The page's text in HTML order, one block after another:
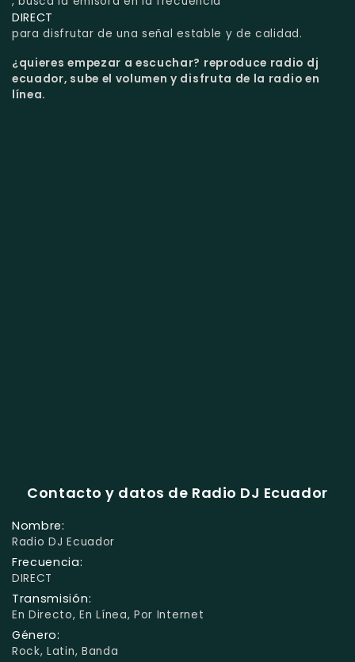
DIRECT
para disfrutar de una señal estable y de calidad.
¿quieres empezar a escuchar? reproduce radio dj
ecuador, sube el volumen y disfruta de la radio en
línea.
Contacto y datos de Radio DJ Ecuador
Nombre:
Radio DJ Ecuador
Frecuencia:
DIRECT
Transmisión:
En Directo, En Línea, Por Internet
Género:
Rock, Latin, Banda